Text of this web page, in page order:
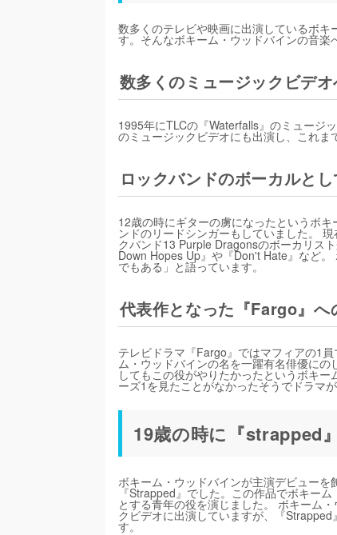
数多くのテレビや映画に出演しているボ
す。そんなボキーム・ウッドバインの音
数多くのミュージックビデ
1995年にTLCの『Waterfalls』のミュージ
のミュージックビデオにも出演し、これま
ロックバンドのボーカルと
12歳の時にギターの虜になったというボ
ンドのリードシンガーもしていました。
クバンド13 Purple Dragonsのボーカリス
Down Hopes Up』や『Don't Hate』など
でもある」と語っています。
代表作となった『Fargo』へ
テレビドラマ『Fargo』ではマフィアの1
ム・ウッドバインの名を一躍有名俳優に
してもこの役がやりたかったというボキ
ーズ1を見たことがなかったそうでドラマ
19歳の時に『strapped
ボキーム・ウッドバインが主演デビュー
『Strapped』でした。この作品でボキー
とする青年の役を演じました。 ボキーム
クビデオに出演していますが、『
す。